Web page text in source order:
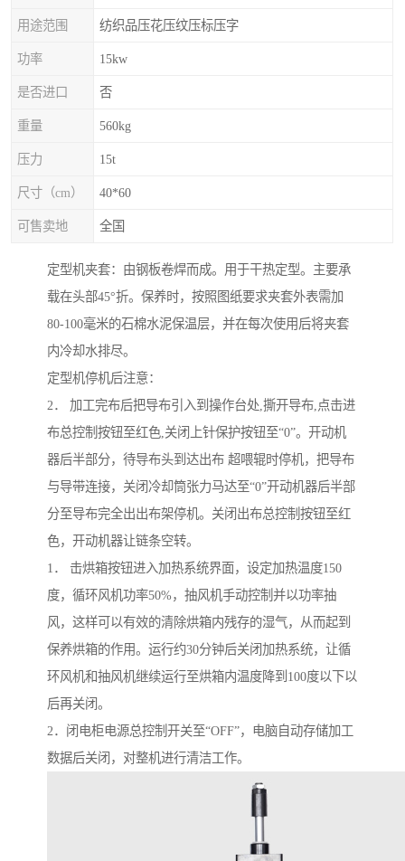
用途范围 纺织品压花压纹压标压字
功率 15kw
是否进口 否
重量 560kg
压力 15t
尺寸（cm） 40*60
可售卖地 全国
定型机夹套：由钢板卷焊而成。用于干热定型。主要承
载在头部45°折。保养时，按照图纸要求夹套外表需加
80-100毫米的石棉水泥保温层，并在每次使用后将夹套
内冷却水排尽。
定型机停机后注意：
2． 加工完布后把导布引入到操作台处,撕开导布,点击进
布总控制按钮至红色,关闭上针保护按钮至“0”。开动机
器后半部分，待导布头到达出布 超喂辊时停机，把导布
与导带连接，关闭冷却筒张力马达至“0”开动机器后半部
分至导布完全出出布架停机。关闭出布总控制按钮至红
色，开动机器让链条空转。
1． 击烘箱按钮进入加热系统界面，设定加热温度150
度，循环风机功率50%，抽风机手动控制并以功率抽
风，这样可以有效的清除烘箱内残存的湿气，从而起到
保养烘箱的作用。运行约30分钟后关闭加热系统，让循
环风机和抽风机继续运行至烘箱内温度降到100度以下以
后再关闭。
2．闭电柜电源总控制开关至“OFF”，电脑自动存储加工
数据后关闭，对整机进行清洁工作。